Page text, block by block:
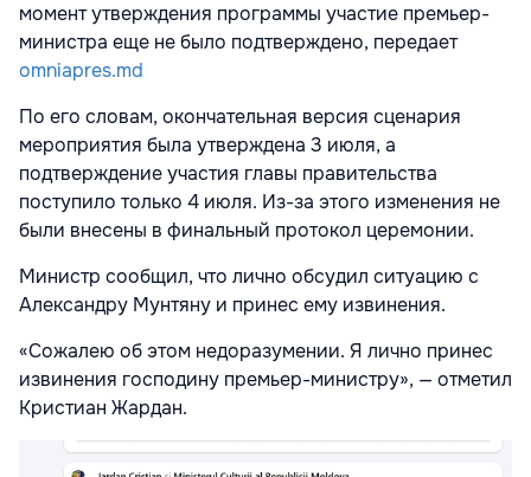
момент утверждения программы участие премьер-
министра еще не было подтверждено, передает
omniapres.md
По его словам, окончательная версия сценария
мероприятия была утверждена 3 июля, а
подтверждение участия главы правительства
поступило только 4 июля. Из-за этого изменения не
были внесены в финальный протокол церемонии.
Министр сообщил, что лично обсудил ситуацию с
Александру Мунтяну и принес ему извинения.
«Сожалею об этом недоразумении. Я лично принес
извинения господину премьер-министру», — отметил
Кристиан Жардан.